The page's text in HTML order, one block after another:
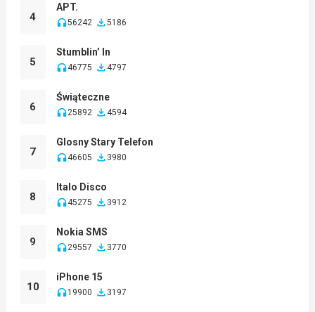
4
APT.
56242 5186
5
Stumblin’ In
46775 4797
6
Świąteczne
25892 4594
7
Glosny Stary Telefon
46605 3980
8
Italo Disco
45275 3912
9
Nokia SMS
29557 3770
10
iPhone 15
19900 3197